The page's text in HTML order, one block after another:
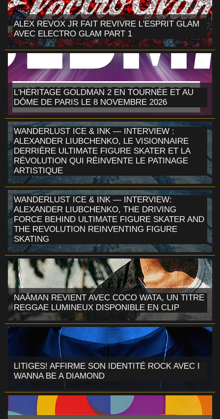
ALEX REVOX JR FAIT REVIVRE L'ESPRIT GLAM
AVEC ELECTRO GLAM PART 1
L'HÉRITAGE GOLDMAN 2 EN TOURNÉE ET AU
DÔME DE PARIS LE 8 NOVEMBRE 2026
WANDERLUST ICE & INK — INTERVIEW :
ALEXANDER LIUBCHENKO, LE VISIONNAIRE
DERRIÈRE ULTIMATE FIGURE SKATER ET LA
RÉVOLUTION QUI RÉINVENTE LE PATINAGE
ARTISTIQUE
WANDERLUST ICE & INK — INTERVIEW:
ALEXANDER LIUBCHENKO, THE DRIVING
FORCE BEHIND ULTIMATE FIGURE SKATER AND
THE REVOLUTION REINVENTING FIGURE
SKATING
NAÂMAN REVIENT AVEC COCO WATA, UN TITRE
REGGAE LUMINEUX DISPONIBLE EN CLIP
LITIGES! AFFIRME SON IDENTITÉ ROCK AVEC I
WANNA BE A DIAMOND